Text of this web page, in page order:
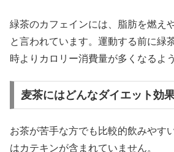
緑茶のカフェインには、脂肪を燃え
と言われています。運動する前に緑
時よりカロリー消費量が多くなるよ
麦茶にはどんなダイエット効
お茶が苦手な方でも比較的飲みやす
はカテキンが含まれていません。